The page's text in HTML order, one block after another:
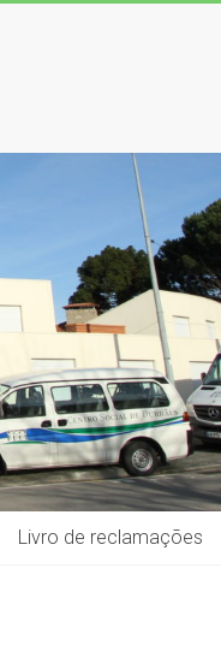
Livro de reclamações